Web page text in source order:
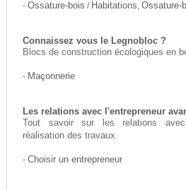
- Ossature-bois / Habitations, Ossature-
Connaissez vous le Legnobloc ?
Blocs de construction écologiques en
- Maçonnerie
Les relations avec l'entrepreneur
Tout savoir sur les relations
réalisation des travaux.
- Choisir un entrepreneur